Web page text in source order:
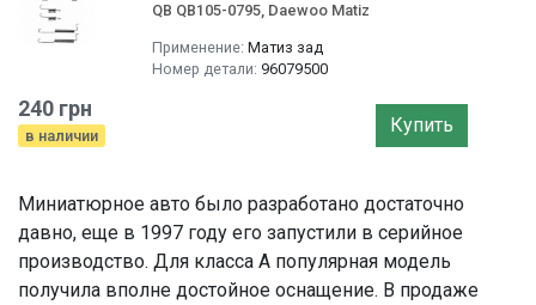
QB QB105-0795, Daewoo Matiz
Применение: Матиз зад
Номер детали: 96079500
240 грн
в наличии Купить
Миниатюрное авто было разработано достаточно
давно, еще в 1997 году его запустили в серийное
производство. Для класса А популярная модель
получила вполне достойное оснащение. В продаже